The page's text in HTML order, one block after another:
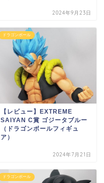
2024年9月23日
ドラゴンボール
【レビュー】EXTREME
SAIYAN C賞 ゴジータブルー
（ドラゴンボールフィギュ
ア）
2024年7月21日
ドラゴンボール